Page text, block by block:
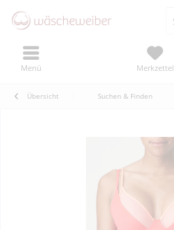
Menü Merkzettel
Übersicht Suchen & Finden